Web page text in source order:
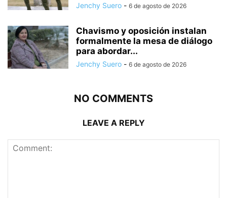
Jenchy Suero - 6 de agosto de 2026
Chavismo y oposición instalan
formalmente la mesa de diálogo
para abordar...
Jenchy Suero - 6 de agosto de 2026
NO COMMENTS
LEAVE A REPLY